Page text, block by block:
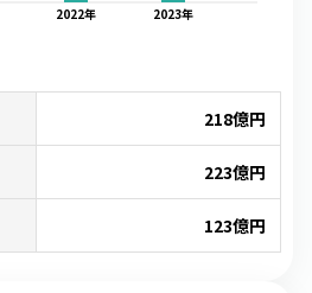
2022年 2023年
218億円
223億円
123億円